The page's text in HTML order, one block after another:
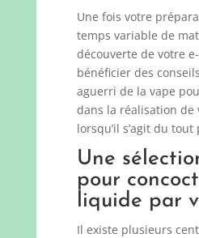
Une fois votre
temps variable de
découverte de votre
bénéficier des
aguerri de la vape
dans la réalisation de
lorsqu’il s’agit du
Une
pour
liquide par
Il existe plusieurs